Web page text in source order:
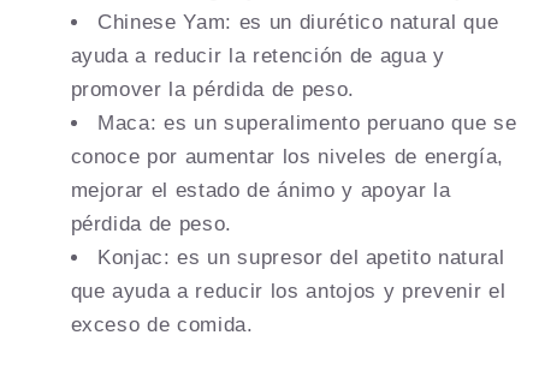
Chinese Yam: es un diurético natural que
ayuda a reducir la retención de agua y
promover la pérdida de peso.
Maca: es un superalimento peruano que se
conoce por aumentar los niveles de energía,
mejorar el estado de ánimo y apoyar la
pérdida de peso.
Konjac: es un supresor del apetito natural
que ayuda a reducir los antojos y prevenir el
exceso de comida.